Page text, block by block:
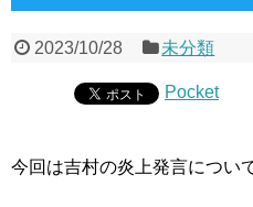
2023/10/28 未分類
Pocket
今回は吉村の炎上発言につい